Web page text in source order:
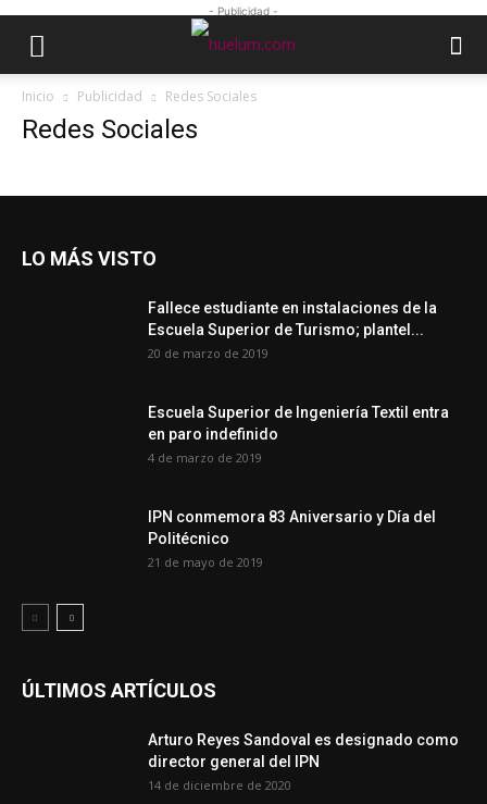
- Publicidad -
Inicio Publicidad Redes Sociales
Redes Sociales
LO MÁS VISTO
Fallece estudiante en instalaciones de la
Escuela Superior de Turismo; plantel...
20 de marzo de 2019
Escuela Superior de Ingeniería Textil entra
en paro indefinido
4 de marzo de 2019
IPN conmemora 83 Aniversario y Día del
Politécnico
21 de mayo de 2019
ÚLTIMOS ARTÍCULOS
Arturo Reyes Sandoval es designado como
director general del IPN
14 de diciembre de 2020